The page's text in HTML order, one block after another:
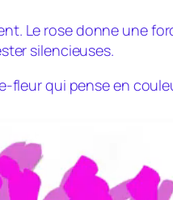
Le rose donne une
silencieuses.
fleur qui pense en